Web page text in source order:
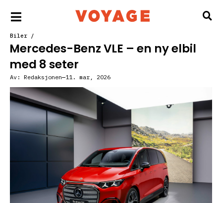
Biler /
Mercedes-Benz VLE – en ny elbil
med 8 seter
Av: Redaksjonen 11. mar, 2026